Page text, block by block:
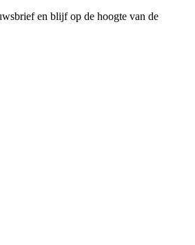
en blijf op de hoogte van de